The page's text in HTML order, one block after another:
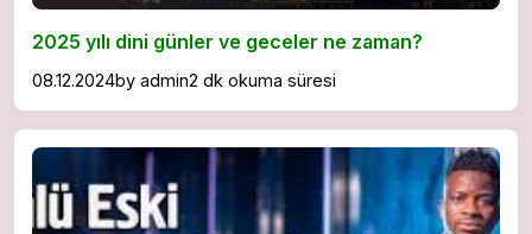
2025 yılı dini günler ve geceler ne zaman?
08.12.2024by admin2 dk okuma süresi